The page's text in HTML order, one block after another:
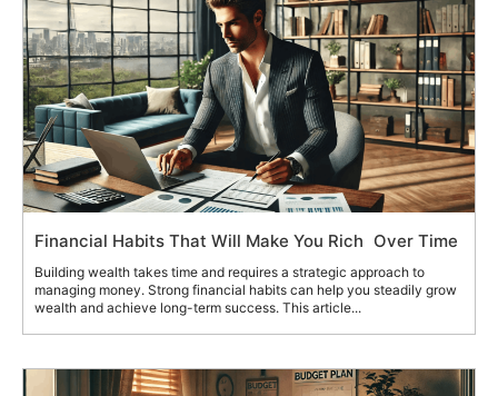
Financial Habits That Will Make You Rich Over Time
Building wealth takes time and requires a strategic approach to
managing money. Strong financial habits can help you steadily grow
wealth and achieve long-term success. This article...